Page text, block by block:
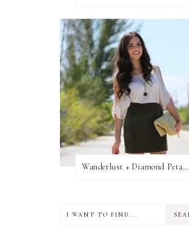
Wanderlust + Diamond Petal Giveaway